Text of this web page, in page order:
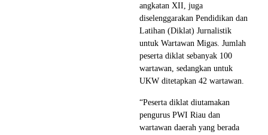
angkatan XII, juga
diselenggarakan Pendidikan dan
Latihan (Diklat) Jurnalistik
untuk Wartawan Migas. Jumlah
peserta diklat sebanyak 100
wartawan, sedangkan untuk
UKW ditetapkan 42 wartawan.
“Peserta diklat diutamakan
pengurus PWI Riau dan
wartawan daerah yang berada